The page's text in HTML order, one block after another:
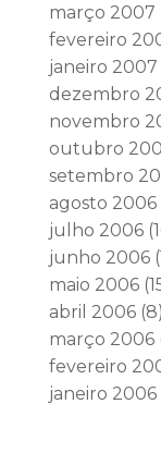
março 2007
fevereiro
janeiro 2007
dezembro
novembro
outubro
setembro
agosto 2006
julho 2006
junho 2006
maio 2006
abril 2006(8)
março 2006
fevereiro
janeiro 2006